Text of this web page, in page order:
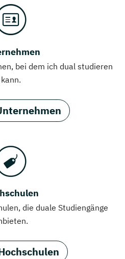
bei dem ich dual studieren
kann.
die duale Studiengänge